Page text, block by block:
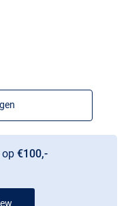
op €100,-